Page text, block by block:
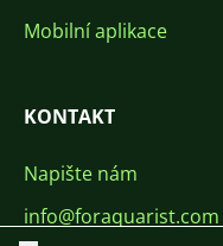
Mobilní aplikace
KONTAKT
Napište nám
info@foraquarist.com